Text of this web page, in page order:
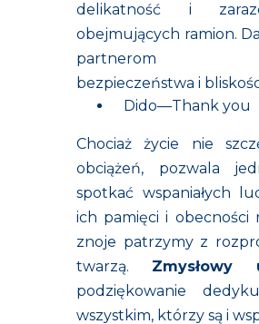
delikatność i
obejmujących ramion.
partnerom
bezpieczeństwa i
Dido—Thank you
Chociaż życie nie
obciążeń, pozwala
spotkać wspaniałych
ich pamięci i obecności
znoje patrzymy z
twarzą. Zmysłowy
podziękowanie
wszystkim, którzy są i